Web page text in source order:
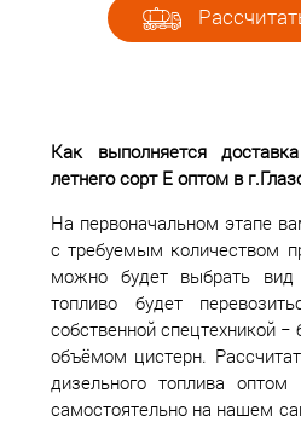
Как выполняется
летнего сорт Е оптом в
На первоначальном этапе
с требуемым количеством
можно будет выбрать вид
топливо будет
собственной спецтехникой
объёмом цистерн.
дизельного топлива
самостоятельно на нашем